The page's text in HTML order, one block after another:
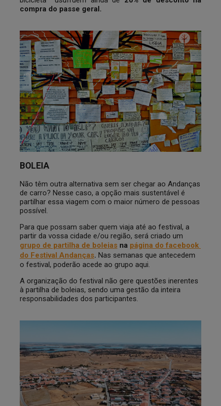
compra do passe geral.
BOLEIA
Não têm outra alternativa sem ser chegar ao Andanças
de carro? Nesse caso, a opção mais sustentável é
partilhar essa viagem com o maior número de pessoas
possível.
Para que possam saber quem viaja até ao festival, a
partir da vossa cidade e/ou região, será criado um
grupo de partilha de boleias na página do facebook
do Festival Andanças. Nas semanas que antecedem
o festival, poderão acede ao grupo aqui.
A organização do festival não gere questões inerentes
à partilha de boleias, sendo uma gestão da inteira
responsabilidades dos participantes.